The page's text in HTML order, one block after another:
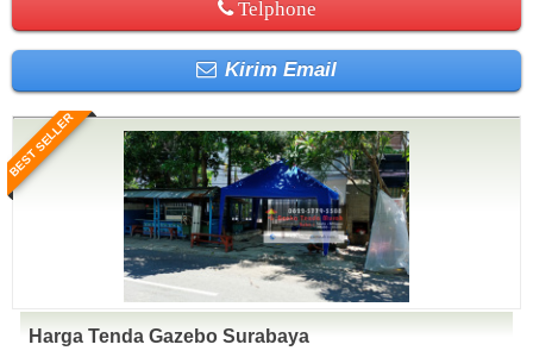
Telphone
Kirim Email
BEST SELLER
Harga Tenda Gazebo Surabaya